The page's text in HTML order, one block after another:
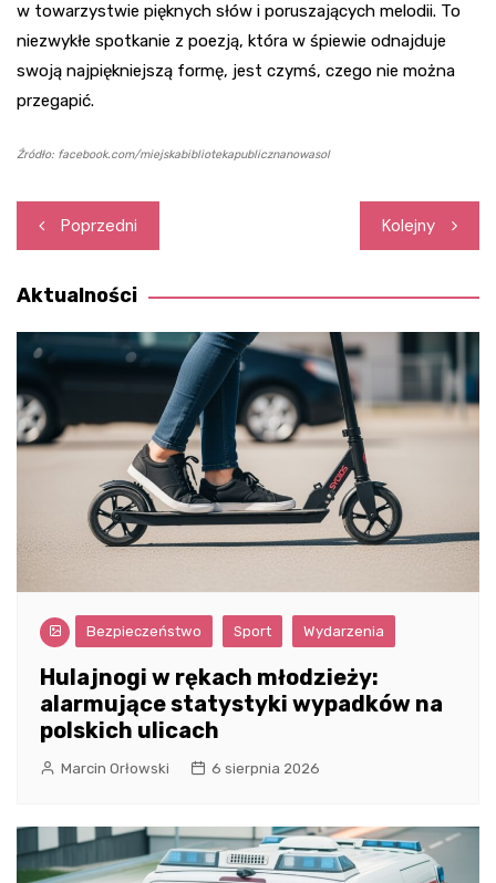
w towarzystwie pięknych słów i poruszających melodii. To
niezwykłe spotkanie z poezją, która w śpiewie odnajduje
swoją najpiękniejszą formę, jest czymś, czego nie można
przegapić.
Źródło: facebook.com/miejskabibliotekapublicznanowasol
Nawigacja
wpisu
Poprzedni Kolejny
Aktualności
Bezpieczeństwo Sport Wydarzenia
Hulajnogi w rękach młodzieży:
alarmujące statystyki wypadków na
polskich ulicach
Marcin Orłowski 6 sierpnia 2026